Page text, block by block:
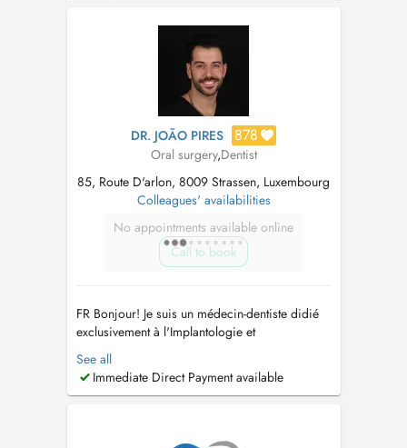
toujours essayé, au fil des ans, de suivre
l'évolution des techniques et des t...
DR. JOÃO PIRES 878
Oral surgery,Dentist
85, Route D'arlon, 8009 Strassen, Luxembourg
Colleagues' availabilities
No appointments available online
Call to book
FR Bonjour! Je suis un médecin-dentiste didié
exclusivement à l'Implantologie et
Parodontologie complexes et Rehabilitation
Orale Esthétique. Dans le but de fournir un
traitement de haute qualité à mes patients, j'ai
See all
Immediate Direct Payment available